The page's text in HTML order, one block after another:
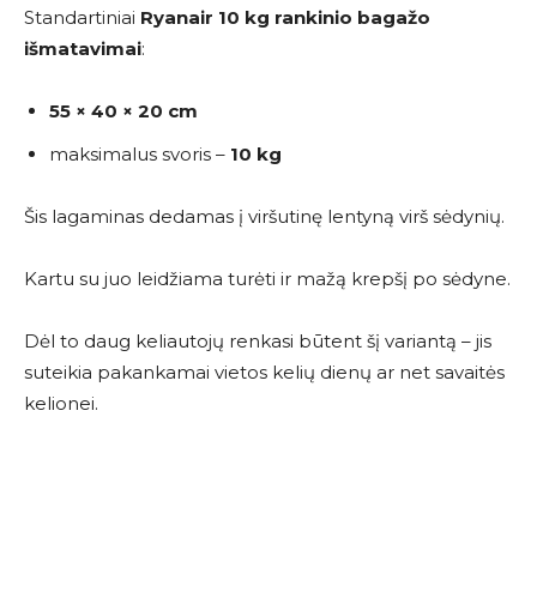
Standartiniai Ryanair 10 kg rankinio bagažo
išmatavimai:
55 × 40 × 20 cm
maksimalus svoris – 10 kg
Šis lagaminas dedamas į viršutinę lentyną virš sėdynių.
Kartu su juo leidžiama turėti ir mažą krepšį po sėdyne.
Dėl to daug keliautojų renkasi būtent šį variantą – jis
suteikia pakankamai vietos kelių dienų ar net savaitės
kelionei.